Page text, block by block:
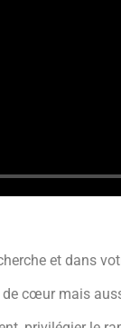
et dans
cœur mais